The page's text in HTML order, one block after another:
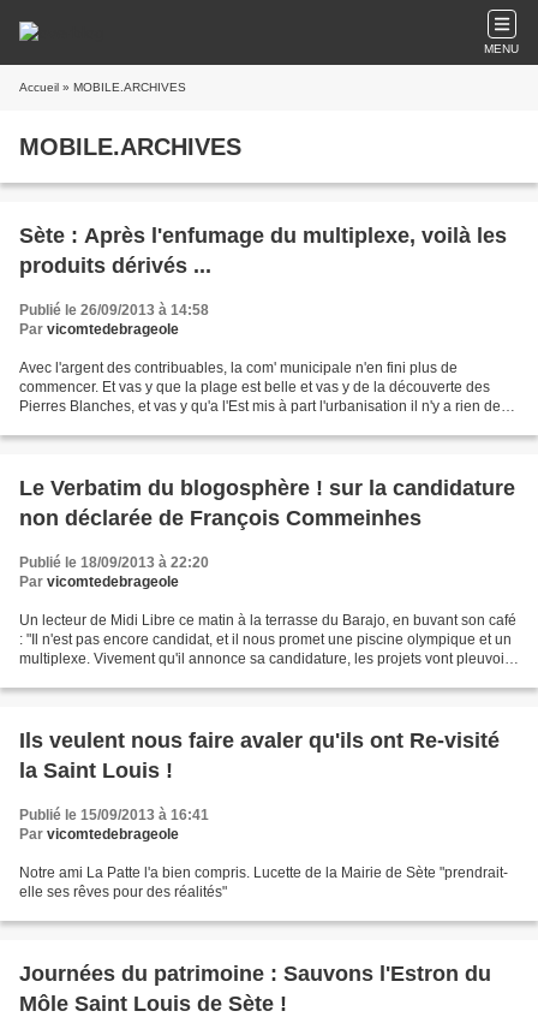
MENU
Accueil » MOBILE.ARCHIVES
MOBILE.ARCHIVES
Sète : Après l'enfumage du multiplexe, voilà les
produits dérivés ...
Publié le 26/09/2013 à 14:58
Par vicomtedebrageole
Avec l'argent des contribuables, la com' municipale n'en fini plus de
commencer. Et vas y que la plage est belle et vas y de la découverte des
Pierres Blanches, et vas y qu'a l'Est mis à part l'urbanisation il n'y a rien de
Le Verbatim du blogosphère ! sur la candidature
non déclarée de François Commeinhes
Publié le 18/09/2013 à 22:20
Par vicomtedebrageole
Un lecteur de Midi Libre ce matin à la terrasse du Barajo, en buvant son café
: "Il n'est pas encore candidat, et il nous promet une piscine olympique et un
multiplexe. Vivement qu'il annonce sa candidature, les projets vont pleuvoir
Ils veulent nous faire avaler qu'ils ont Re-visité
la Saint Louis !
Publié le 15/09/2013 à 16:41
Par vicomtedebrageole
Notre ami La Patte l'a bien compris. Lucette de la Mairie de Sète "prendrait-
elle ses rêves pour des réalités"
Journées du patrimoine : Sauvons l'Estron du
Môle Saint Louis de Sète !